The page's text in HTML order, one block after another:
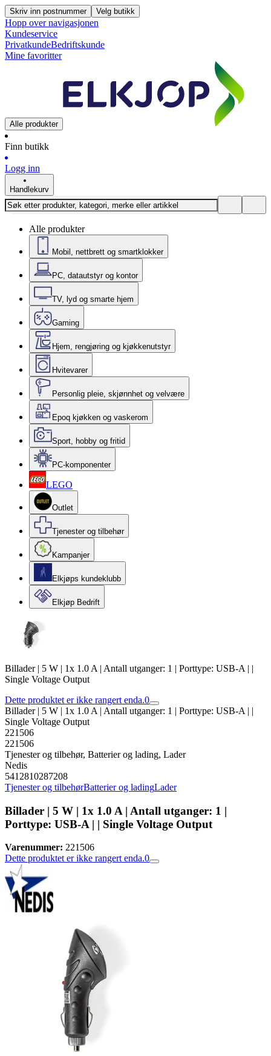
Skriv inn postnummer Velg butikk
Hopp over navigasjonen
Kundeservice
PrivatkundeBedriftskunde
Mine favoritter
Alle produkter
Finn butikk
Logg inn
Handlekurv
Alle produkter
Mobil, nettbrett og smartklokker
PC, datautstyr og kontor
TV, lyd og smarte hjem
Gaming
Hjem, rengjøring og kjøkkenutstyr
Hvitevarer
Personlig pleie, skjønnhet og velvære
Epoq kjøkken og vaskerom
Sport, hobby og fritid
PC-komponenter
LEGO
Outlet
Tjenester og tilbehør
Kampanjer
Elkjøps kundeklubb
Elkjøp Bedrift
Billader | 5 W | 1x 1.0 A | Antall utganger: 1 | Porttype: USB-A | |
Single Voltage Output
Dette produktet er ikke rangert enda.0
Billader | 5 W | 1x 1.0 A | Antall utganger: 1 | Porttype: USB-A | |
Single Voltage Output
221506
221506
Tjenester og tilbehør, Batterier og lading, Lader
Nedis
5412810287208
Tjenester og tilbehørBatterier og ladingLader
Billader | 5 W | 1x 1.0 A | Antall utganger: 1 |
Porttype: USB-A | | Single Voltage Output
Varenummer: 221506
Dette produktet er ikke rangert enda.0